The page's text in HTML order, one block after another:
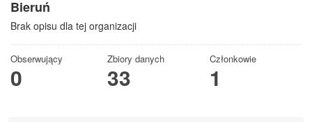
Bieruń
Brak opisu dla tej organizacji
Obserwujący
0
Zbiory danych
33
Członkowie
1